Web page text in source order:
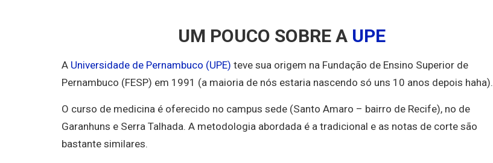
UM POUCO SOBRE A UPE
A Universidade de Pernambuco (UPE) teve sua origem na Fundação de Ensino Superior de
Pernambuco (FESP) em 1991 (a maioria de nós estaria nascendo só uns 10 anos depois haha).
O curso de medicina é oferecido no campus sede (Santo Amaro – bairro de Recife), no de
Garanhuns e Serra Talhada. A metodologia abordada é a tradicional e as notas de corte são
bastante similares.